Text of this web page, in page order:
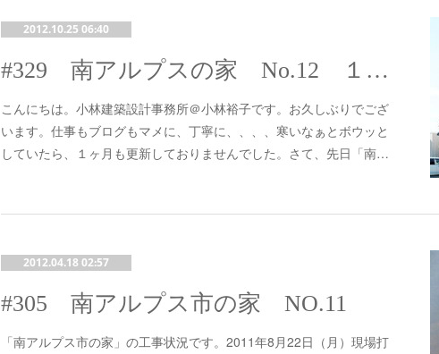
2012.10.25 06:40
#329 南アルプスの家 No.12 １年点検
こんにちは。小林建築設計事務所＠小林裕子です。お久しぶりでござ
います。仕事もブログもマメに、丁寧に、、、、寒いなぁとボウッと
していたら、１ヶ月も更新しておりませんでした。さて、先日「南…
2012.04.18 02:57
#305 南アルプス市の家 NO.11
「南アルプス市の家」の工事状況です。2011年8月22日（月）現場打